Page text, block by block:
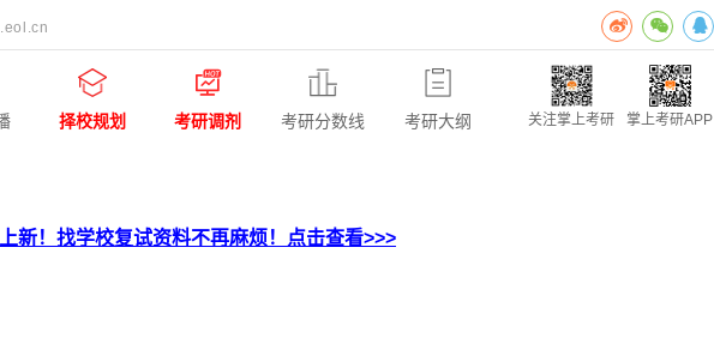
择校规划 考研调剂 考研分数线 考研大纲 关注掌上考研 掌上考研APP
新！找学校复试资料不再麻烦！点击查看>>>